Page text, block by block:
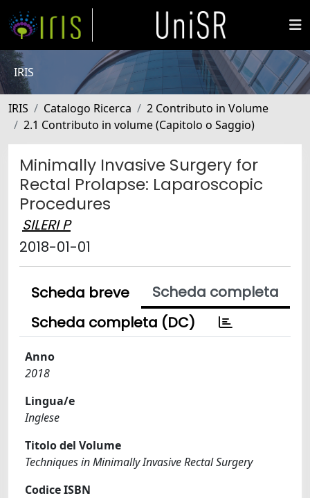
IRIS
IRIS Catalogo Ricerca
2 Contributo in Volume
2.1 Contributo in volume (Capitolo o Saggio)
Minimally Invasive Surgery for
Rectal Prolapse: Laparoscopic
Procedures
SILERI P
2018-01-01
Scheda breve
Scheda completa
Scheda completa (DC)
Anno
2018
Lingua/e
Inglese
Titolo del Volume
Techniques in Minimally Invasive Rectal Surgery
Codice ISBN